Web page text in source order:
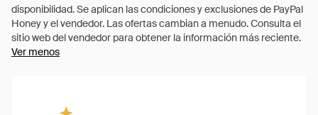
Ver menos